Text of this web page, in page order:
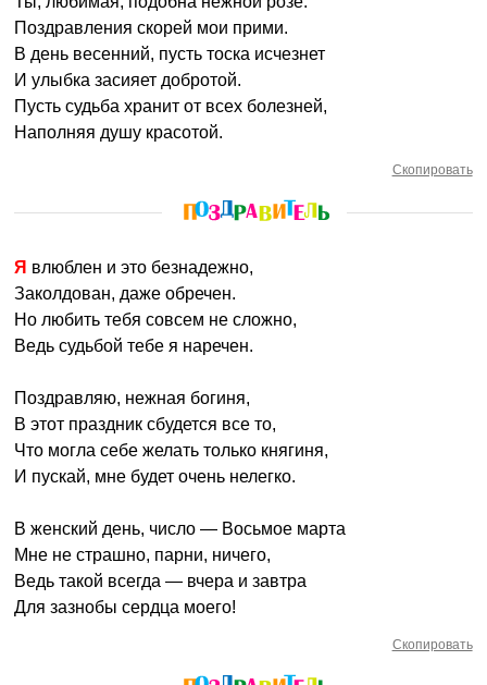
Поздравления скорей мои прими.
В день весенний, пусть тоска исчезнет
И улыбка засияет добротой.
Пусть судьба хранит от всех болезней,
Наполняя душу красотой.
Скопировать
Я влюблен и это безнадежно,
Заколдован, даже обречен.
Но любить тебя совсем не сложно,
Ведь судьбой тебе я наречен.
Поздравляю, нежная богиня,
В этот праздник сбудется все то,
Что могла себе желать только княгиня,
И пускай, мне будет очень нелегко.
В женский день, число — Восьмое марта
Мне не страшно, парни, ничего,
Ведь такой всегда — вчера и завтра
Для зазнобы сердца моего!
Скопировать